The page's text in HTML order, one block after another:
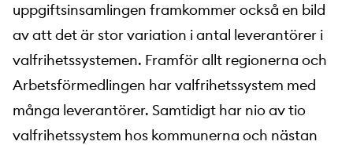
uppgiftsinsamlingen framkommer också en bild
av att det är stor variation i antal leverantörer i
valfrihetssystemen. Framför allt regionerna och
Arbetsförmedlingen har valfrihetssystem med
många leverantörer. Samtidigt har nio av tio
valfrihetssystem hos kommunerna och nästan